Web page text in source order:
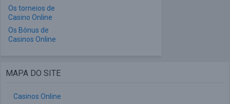
Os torneios de
Casino Online
Os Bónus de
Casinos Online
MAPA DO SITE
Casinos Online